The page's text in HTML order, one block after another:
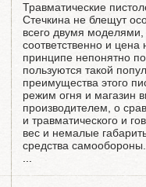
Травматические
Стечкина не блещут
всего двумя
соответственно и цена
принципе непонятно
пользуются такой
преимущества этого
режим огня и магазин
производителем, о
и травматического и
вес и немалые
средства самообороны.